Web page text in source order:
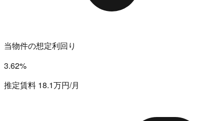
当物件の想定利回り
3.62%
推定賃料 18.1万円/月